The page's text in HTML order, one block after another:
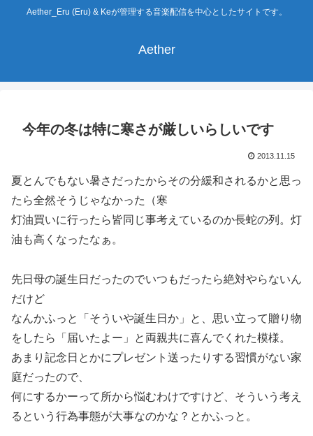
Aether_Eru (Eru) & Keが管理する音楽配信を中心としたサイトです。
Aether
今年の冬は特に寒さが厳しいらしいです
2013.11.15
夏とんでもない暑さだったからその分緩和されるかと思っ
たら全然そうじゃなかった（寒
灯油買いに行ったら皆同じ事考えているのか長蛇の列。灯
油も高くなったなぁ。
先日母の誕生日だったのでいつもだったら絶対やらないん
だけど
なんかふっと「そういや誕生日か」と、思い立って贈り物
をしたら「届いたよー」と両親共に喜んでくれた模様。
あまり記念日とかにプレゼント送ったりする習慣がない家
庭だったので、
何にするかーって所から悩むわけですけど、そういう考え
るという行為事態が大事なのかな？とかふっと。